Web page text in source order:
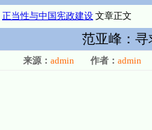
正当性与中国宪政建设 文章正文
范亚峰：
来源： admin 作者： admin